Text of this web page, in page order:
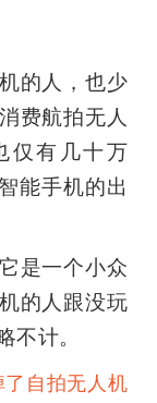
的人，也少
费航拍无人
有几十万
能手机的出
是一个小众
的人跟没玩
不计。
自拍无人机